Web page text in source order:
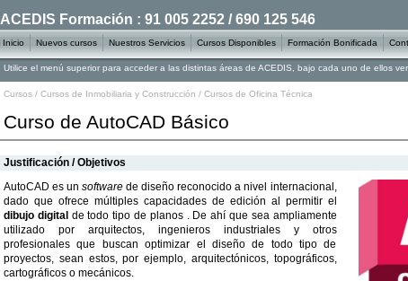
Cursos / Cursos de Inmobiliaria y Construcción / Cursos de Oficina Técnica
Curso de AutoCAD Básico
Justificación / Objetivos
AutoCAD es unsoftware de diseño reconocido a nivel internacional,
dado que ofrece múltiples capacidades de edición al permitir el
dibujo digital de todo tipo de planos . De ahí que sea ampliamente
utilizado por arquitectos, ingenieros industriales y otros
profesionales que buscan optimizar el diseño de todo tipo de
proyectos, sean estos, por ejemplo, arquitectónicos, topográficos,
cartográficos o mecánicos.
ACEDIS Formación : 91 005 2252 / 690 125 546
Inicio Nuevos cursos Nuestros Servicios Cursos Disponibles Formación Bonificada
Utilice el menú superior para acceder a las distintas áreas de ACEDIS, bajo cada uno de ellos